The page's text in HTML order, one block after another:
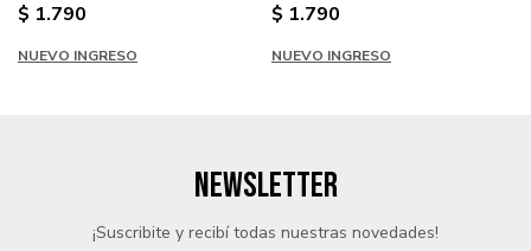
$ 1.790
NUEVO INGRESO
$ 1.790
NUEVO INGRESO
NEWSLETTER
¡Suscribite y recibí todas nuestras novedades!